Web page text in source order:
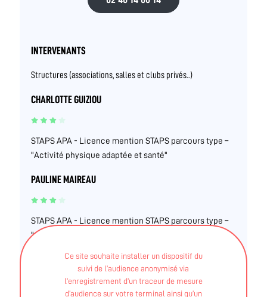
Ce site souhaite installer un dispositif du
suivi de l’audience anonymisé via
l’enregistrement d’un traceur de mesure
d’audience sur votre terminal ainsi qu’un
INTERVENANTS
Structures (associations, salles et clubs privés..)
CHARLOTTE GUIZIOU
STAPS APA - Licence mention STAPS parcours type –
"Activité physique adaptée et santé"
PAULINE MAIREAU
STAPS APA - Licence mention STAPS parcours type –
"Activité physique adaptée et santé"
MARINE BERNIER